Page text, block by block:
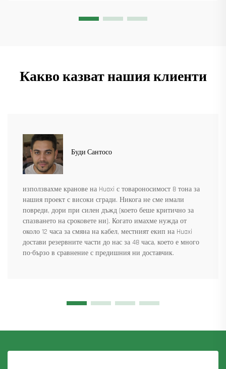
Какво казват нашия клиенти
Буди Сантосо
използвахме кранове на Huaxi с товароносимост 8 тона за
нашия проект с високи сгради. Никога не сме имали
повреди, дори при силен дъжд (което беше критично за
спазването на сроковете ни). Когато имахме нужда от
около 12 часа за смяна на кабел, местният екип на Huaxi
достави резервните части до нас за 48 часа, което е много
по-бързо в сравнение с предишния ни доставчик.